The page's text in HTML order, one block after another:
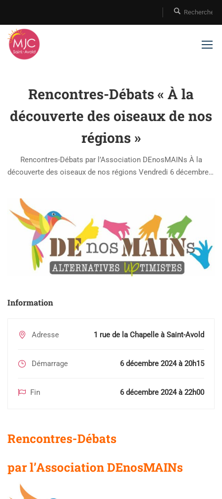
Rencontres-Débats « À la
découverte des oiseaux de nos
régions »
Rencontres-Débats par l’Association DEnosMAINs À la
découverte des oiseaux de nos régions Vendredi 6 décembre à
Information
Adresse 1 rue de la Chapelle à Saint-Avold
Démarrage 6 décembre 2024 à 20h15
Fin 6 décembre 2024 à 22h00
Rencontres-Débats
par l’Association DEnosMAINs